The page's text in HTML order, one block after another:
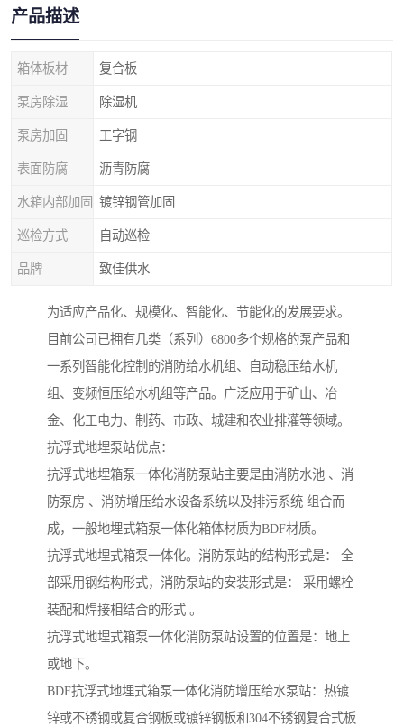
产品描述
箱体板材 复合板
泵房除湿 除湿机
泵房加固 工字钢
表面防腐 沥青防腐
水箱内部加固 镀锌钢管加固
巡检方式 自动巡检
品牌 致佳供水
为适应产品化、规模化、智能化、节能化的发展要求。
目前公司已拥有几类（系列）6800多个规格的泵产品和
一系列智能化控制的消防给水机组、自动稳压给水机
组、变频恒压给水机组等产品。广泛应用于矿山、冶
金、化工电力、制药、市政、城建和农业排灌等领域。
抗浮式地埋泵站优点：
抗浮式地埋箱泵一体化消防泵站主要是由消防水池 、消
防泵房 、消防增压给水设备系统以及排污系统 组合而
成，一般地埋式箱泵一体化箱体材质为BDF材质。
抗浮式地埋式箱泵一体化。消防泵站的结构形式是： 全
部采用钢结构形式，消防泵站的安装形式是： 采用螺栓
装配和焊接相结合的形式 。
抗浮式地埋式箱泵一体化消防泵站设置的位置是：地上
或地下。
BDF抗浮式地埋式箱泵一体化消防增压给水泵站：热镀
锌或不锈钢或复合钢板或镀锌钢板和304不锈钢复合式板